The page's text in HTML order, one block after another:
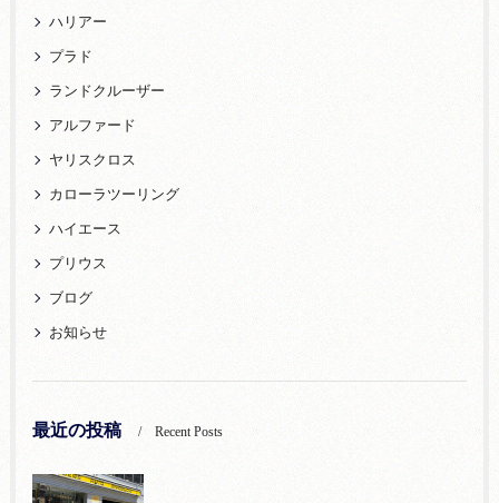
ハリアー
プラド
ランドクルーザー
アルファード
ヤリスクロス
カローラツーリング
ハイエース
プリウス
ブログ
お知らせ
最近の投稿 Recent Posts